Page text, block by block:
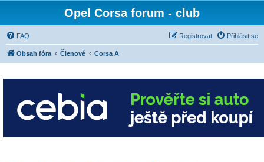
Opel Corsa forum - club
FAQ Přihlásit se
Registrovat
Obsah fóra Členové Corsa A